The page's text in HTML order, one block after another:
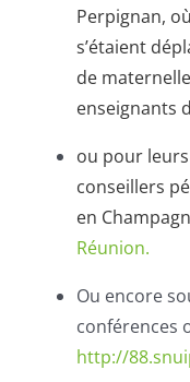
Perpignan,
s’étaient
de
enseignants
ou pour
conseillers
en
Réunion.
Ou encore
conférences
http://